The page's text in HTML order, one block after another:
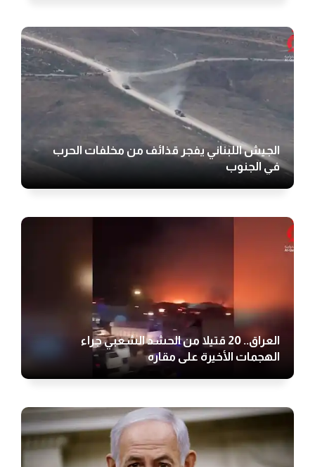
الجيش اللبناني يفجر قذائف من مخلفات الحرب
في الجنوب
العراق.. 20 قتيلا من الحشد الشعبي جراء
الهجمات الأخيرة على مقاره